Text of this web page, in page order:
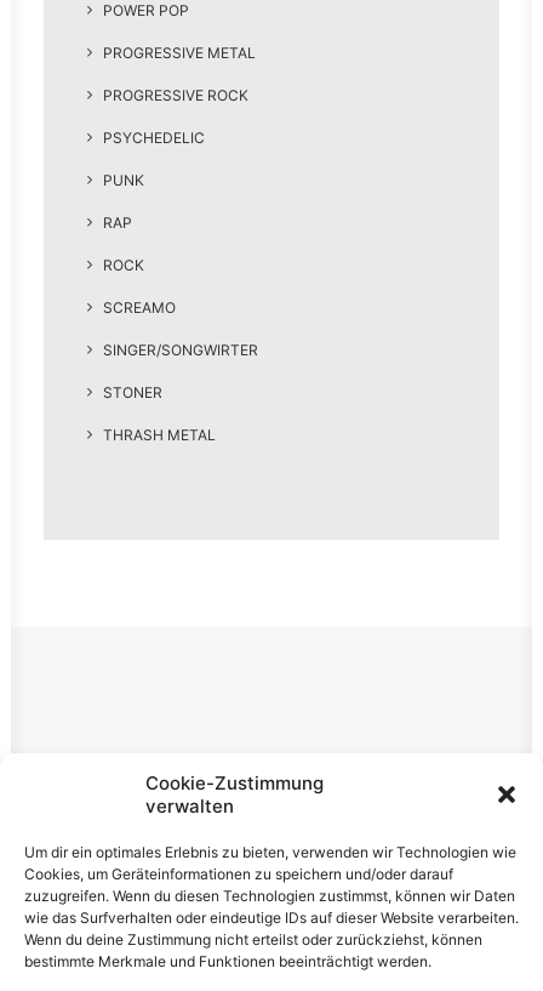
Cookie-Zustimmung
verwalten
Um dir ein optimales Erlebnis zu bieten, verwenden wir Technologien wie
Cookies, um Geräteinformationen zu speichern und/oder darauf
zuzugreifen. Wenn du diesen Technologien zustimmst, können wir Daten
wie das Surfverhalten oder eindeutige IDs auf dieser Website verarbeiten.
Wenn du deine Zustimmung nicht erteilst oder zurückziehst, können
bestimmte Merkmale und Funktionen beeinträchtigt werden.
POWER POP
PROGRESSIVE METAL
PROGRESSIVE ROCK
PSYCHEDELIC
PUNK
RAP
ROCK
SCREAMO
SINGER/SONGWIRTER
STONER
THRASH METAL
Rechtliches
Datenschutzerklärung
Cookie-Richtlinie (EU)